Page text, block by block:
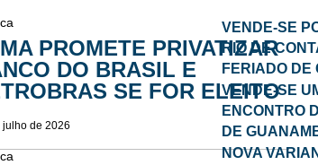
PROMETE PRIVATIZAR
DO BRASIL E
SE FOR ELEITO
julho de 2026
VENDE-SE
RIO DE
FERIADO DE
VENDE-SE
ENCONTRO
DE
NOVA